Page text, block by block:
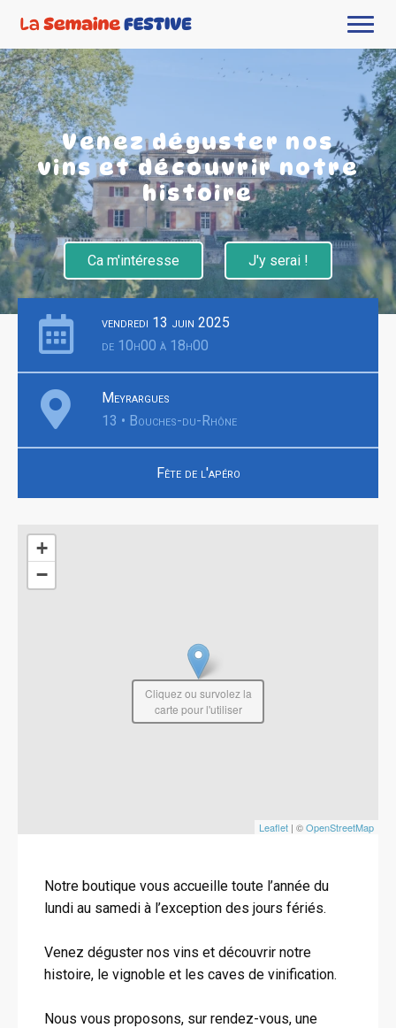
Venez déguster nos
vins et découvrir notre
histoire
Ca m'intéresse J'y serai !
vendredi 13 juin 2025
de 10h00 à 18h00
Meyrargues
13 • Bouches-du-Rhône
Fête de l'apéro
+
−
Leaflet | ©OpenStreetMap
Cliquez ou survolez la
carte pour l'utiliser
Notre boutique vous accueille toute l’année du
lundi au samedi à l’exception des jours fériés.
Venez déguster nos vins et découvrir notre
histoire, le vignoble et les caves de vinification.
Nous vous proposons, sur rendez-vous, une